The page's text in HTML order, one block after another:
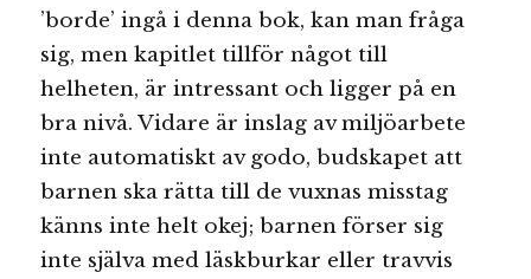
’borde’ ingå i denna bok, kan man fråga
sig, men kapitlet tillför något till
helheten, är intressant och ligger på en
bra nivå. Vidare är inslag av miljöarbete
inte automatiskt av godo, budskapet att
barnen ska rätta till de vuxnas misstag
känns inte helt okej; barnen förser sig
inte själva med läskburkar eller travvis